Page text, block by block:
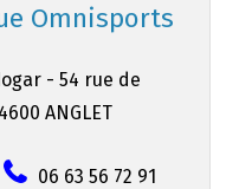
Omnisports
- 54 rue de
ANGLET
06 63 56 72 91